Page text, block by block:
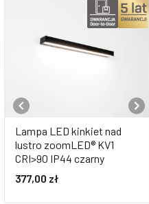
Lampa LED kinkiet nad
lustro zoomLED® KV1
CRI>90 IP44 czarny
377,00 zł